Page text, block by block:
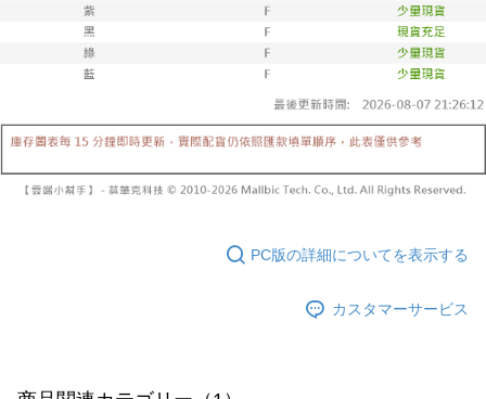
【注意事項】
1. 本サービスは「台湾大哥大株式会社」（以下「当社」といいます）によ
って提供され、ユーザーが取引時に本サービスを通じて商品やサービスを
購入できるようにし、店舗が売買／分割払い売買の債権を当社に譲渡した
2. 「OP Pay Later」を利用する契約関係の目的から、店舗はあなたの個人
情報（名前、電話または住所を含む）を台湾大哥大に提供し、収集、処理
および利用するために、当社があなた本人と分割請求書に必要な情報の確
3. 完全なユーザーサービス規約については、以下のリンクを参照してくだ
を延長できますが、商品を期限内に受け取れない場合があります（例：予
約商品や商品到着日が比較的遅い商品）。そのため、商品到着の有無に関
わらず、AFTEEで指定された期限内にお支払いください。
き、限度額が設定されます。
3.現在、台湾の会員のみご利用いただけます。
ます。当サービスご利用の際に提供しなければならない個人情報（注文者
す。AFTEEの個人情報の収集、処理、利用について、詳細はAFTEE公式ホ
AFTEEの初回ご利用の際に、審査を通過すれば、最高額がNT$10,000にな
配送毎にNT$10,000
7-11取貨付款
配送毎にNT$60、NT$1,800以上で送料無料
配送毎にNT$60、NT$1,600以上で送料無料
宅配
送料を確認
PC版の詳細についてを表示する
カスタマーサービス